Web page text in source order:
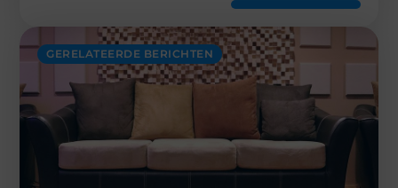
GERELATEERDE BERICHTEN